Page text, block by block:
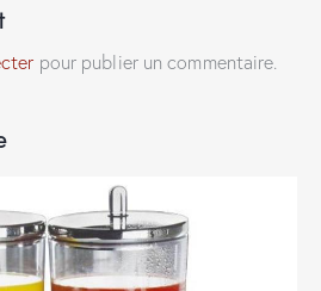
pour publier un commentaire.